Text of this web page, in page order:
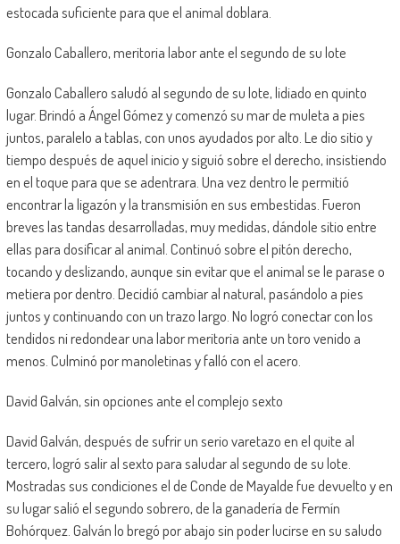
estocada suficiente para que el animal doblara.
Gonzalo Caballero, meritoria labor ante el segundo de su lote
Gonzalo Caballero saludó al segundo de su lote, lidiado en quinto
lugar. Brindó a Ángel Gómez y comenzó su mar de muleta a pies
juntos, paralelo a tablas, con unos ayudados por alto. Le dio sitio y
tiempo después de aquel inicio y siguió sobre el derecho, insistiendo
en el toque para que se adentrara. Una vez dentro le permitió
encontrar la ligazón y la transmisión en sus embestidas. Fueron
breves las tandas desarrolladas, muy medidas, dándole sitio entre
ellas para dosificar al animal. Continuó sobre el pitón derecho,
tocando y deslizando, aunque sin evitar que el animal se le parase o
metiera por dentro. Decidió cambiar al natural, pasándolo a pies
juntos y continuando con un trazo largo. No logró conectar con los
tendidos ni redondear una labor meritoria ante un toro venido a
menos. Culminó por manoletinas y falló con el acero.
David Galván, sin opciones ante el complejo sexto
David Galván, después de sufrir un serio varetazo en el quite al
tercero, logró salir al sexto para saludar al segundo de su lote.
Mostradas sus condiciones el de Conde de Mayalde fue devuelto y en
su lugar salió el segundo sobrero, de la ganadería de Fermín
Bohórquez. Galván lo bregó por abajo sin poder lucirse en su saludo